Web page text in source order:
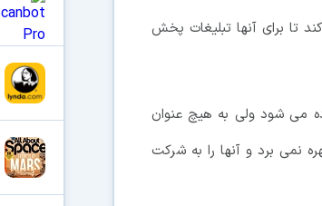
تا برای آنها تبلیغات پخش
می شود ولی به هیچ عنوان
نمی برد و آنها را به شرکت